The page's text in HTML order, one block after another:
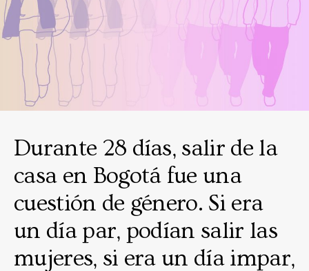
Durante 28 días, salir de la
casa en Bogotá fue una
cuestión de género. Si era
un día par, podían salir las
mujeres, si era un día impar,